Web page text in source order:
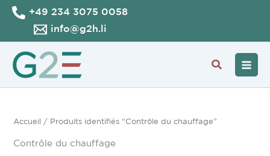
Aller
contenu
+49 234 3075 0058
info@g2h.li
Accueil / Produits identifiés “Contrôle du chauffage”
Contrôle du chauffage